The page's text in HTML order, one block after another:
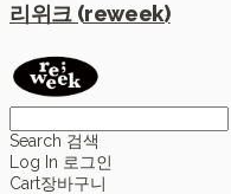
리위크 (reweek)
Search 검색
Log In 로그인
Cart장바구니